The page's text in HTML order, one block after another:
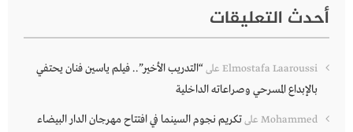
أحدث التعليقات
Elmostafa Laaroussi على“التدريب الأخير”.. فيلم ياسين فنان يحتفي
بالإبداع المسرحي وصراعاته الداخلية
Mohammed علىتكريم نجوم السينما في افتتاح مهرجان الدار البيضاء